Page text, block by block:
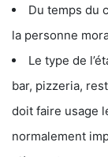
Du temps du
la personne
Le type de
bar, pizzeria,
doit faire usage
normalement